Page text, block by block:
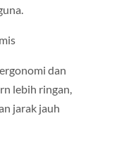
dan
lebih ringan,
jarak jauh